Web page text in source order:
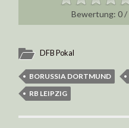
0/
DFB Pokal
BORUSSIA DORTMUND
RB LEIPZIG